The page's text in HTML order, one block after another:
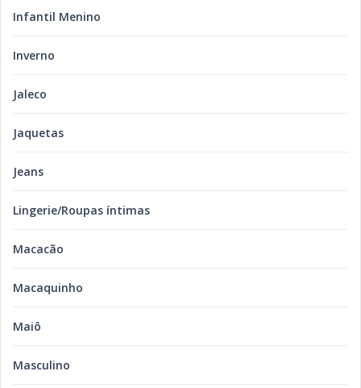
Infantil Menino
Inverno
Jaleco
Jaquetas
Jeans
Lingerie/Roupas íntimas
Macacão
Macaquinho
Maiô
Masculino